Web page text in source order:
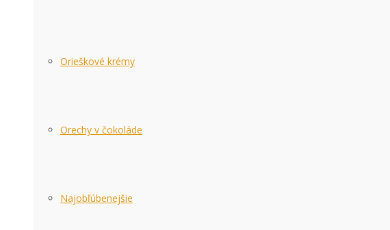
Orieškové krémy
Orechy v čokoláde
Najobľúbenejšie